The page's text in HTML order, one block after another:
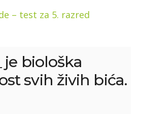
– test za 5. razred
je biološka
svih živih bića.